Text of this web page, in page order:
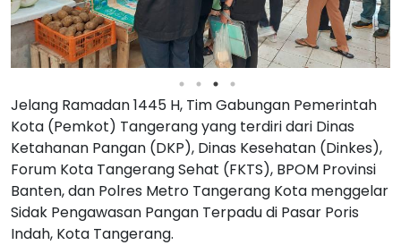
Jelang Ramadan 1445 H, Tim Gabungan Pemerintah
Kota (Pemkot) Tangerang yang terdiri dari Dinas
Ketahanan Pangan (DKP), Dinas Kesehatan (Dinkes),
Forum Kota Tangerang Sehat (FKTS), BPOM Provinsi
Banten, dan Polres Metro Tangerang Kota menggelar
Sidak Pengawasan Pangan Terpadu di Pasar Poris
Indah, Kota Tangerang.